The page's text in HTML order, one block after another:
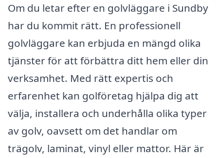
Om du letar efter en golvläggare i Sundby
har du kommit rätt. En professionell
golvläggare kan erbjuda en mängd olika
tjänster för att förbättra ditt hem eller din
verksamhet. Med rätt expertis och
erfarenhet kan golföretag hjälpa dig att
välja, installera och underhålla olika typer
av golv, oavsett om det handlar om
trägolv, laminat, vinyl eller mattor. Här är